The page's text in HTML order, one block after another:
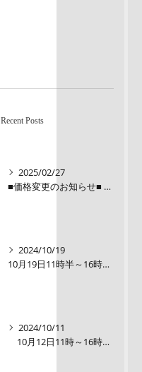
Recent Posts
2025/02/27
■価格変更のお知らせ■ メロディーハイム三条堺町2階
2024/10/19
10月19日11時半～16時00【オープンルーム】伏見区醍醐大構町新築戸建
2024/10/11
10月12日11時～16時【オープンルーム】伏見区醍醐大構町 新築戸建て